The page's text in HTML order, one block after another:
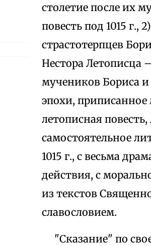
столетие после их
повесть под 1015
страстотерпцев
Нестора Летописца
мучеников Бориса и
эпохи,
летописная
самостоятельное
1015 г., с весьма
действия, с
из текстов
славословием.
"Сказание" по